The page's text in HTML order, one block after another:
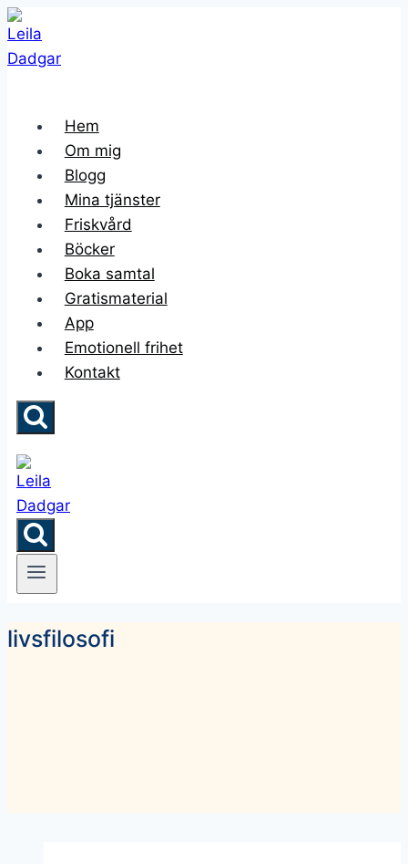
Skip
to
content
Hem
Om mig
Blogg
Mina tjänster
Friskvård
Böcker
Boka samtal
Gratismaterial
App
Emotionell frihet
Kontakt
livsfilosofi